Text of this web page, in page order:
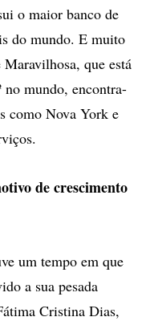
o maior banco de
do mundo. E muito
Maravilhosa, que está
no mundo, encontra-
como Nova York e
de crescimento
um tempo em que
a sua pesada
Cristina Dias,